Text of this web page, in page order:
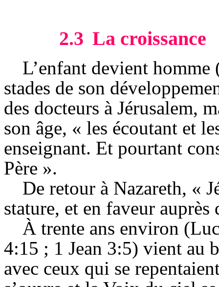
2.3 La croissance
L’enfant devient
stades de son
des docteurs à Jérusalem,
son âge, « les écoutant et
enseignant. Et pourtant
Père ».
De retour à Nazareth, «
stature, et en faveur
À trente ans environ
4:15 ; 1 Jean 3:5) vient au
avec ceux qui se